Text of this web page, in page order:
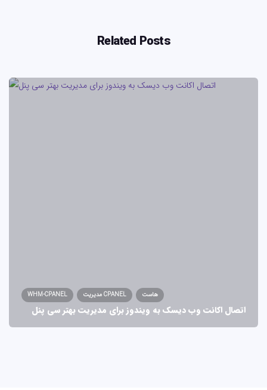
Related Posts
WHM-CPANEL مدیریت CPANEL هاست
اتصال اکانت وب دیسک به ویندوز برای مدیریت بهتر سی پنل